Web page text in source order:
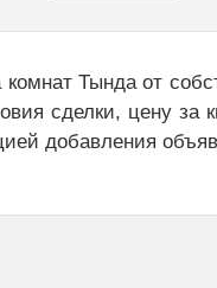
Тында от
сделки, цену за
добавления